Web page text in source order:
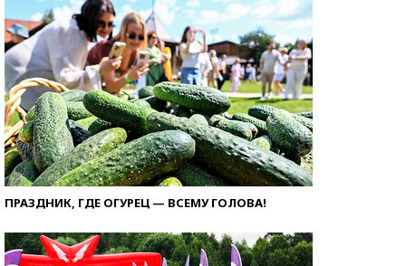
ПРАЗДНИК, ГДЕ ОГУРЕЦ — ВСЕМУ ГОЛОВА!